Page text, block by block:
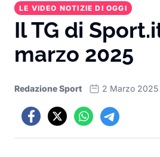
LE VIDEO NOTIZIE DI OGGI
Il TG di
marzo 2025
Redazione Sport 2 Marzo 2025